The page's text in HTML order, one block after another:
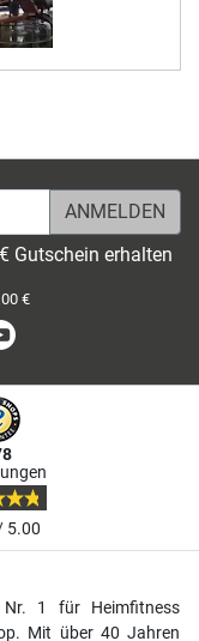
Gutschein erhalten
€
1 für Heimfitness
Mit über 40 Jahren